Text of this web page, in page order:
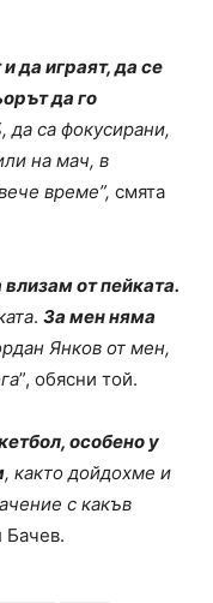
да играят, да се
да го
да са фокусирани,
на мач, в
време”, смята
от пейката.
. За мен няма
Янков от мен,
”, обясни той.
особено у
, както дойдохме и
с какъв
Бачев.